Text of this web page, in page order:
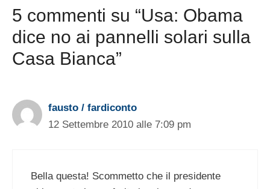
5 commenti su “Usa: Obama
dice no ai pannelli solari sulla
Casa Bianca”
fausto / fardiconto
12 Settembre 2010 alle 7:09 pm
Bella questa! Scommetto che il presidente